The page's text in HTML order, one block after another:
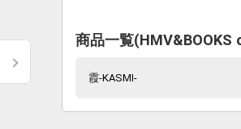
商品一覧(HMV&BOOKS
霞-KASMI-